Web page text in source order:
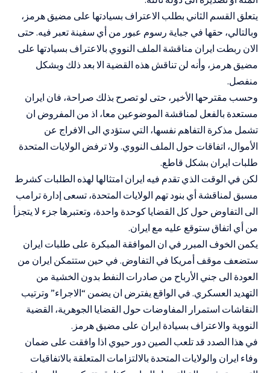
يتعلق القسم الثاني بطلب الاعتراف بسيادتها على مضيق هرمز،
وبالتالي، حقها في جباية رسوم عبور من أي سفينة تعبر فيه. حتى
الان ربطت ايران مناقشة الملف النووي بالاعتراف بسيادتها على
مضيق هرمز، وأنه لن تناقش هذه القضية الا بعد ذلك وبشكل
منفصل.
وحسب مقترحها الأخير، حتى لو تصرح بذلك صراحة، فان ايران
مستعدة بالفعل لمناقشة الموضوعين معا، اذ من المفروض ان
تشمل مذكرة التفاهم نفسها، التي ستؤدي الى الافراج عن
الأموال، اتفاقات حول الملف النووي. ولا ترفض الولايات المتحدة
طلبات ايران بشكل قاطع.
لكن في الوقت الذي تقدم فيه ايران امتثالها لهذه الطلبات كشرط
مسبق لمناقشة أي بنود تهم الولايات المتحدة، تسعى إدارة ترامب
الى التفاوض حول كل القضايا كوحدة واحدة، وتعتبرها جزء لا يتجزأ
من أي اتفاق ستوقع عليه مع ايران.
يكمن الخوف المبرر في ان الموافقة المبكرة على طلبات ايران
ستضعف موقف أمريكا في التفاوض. في حين ستتمكن ايران من
العودة الى جني الأرباح من صادرات النفط بدون الخشية من
التهديد العسكري. في الواقع يفترض ان يضمن “الاجراء” وترتيب
النقاشات استمرار المفاوضات حول القضايا الجوهرية، القضية
النووية والاعتراف بسيادة ايران على مضيق هرمز.
في هذا الصدد قد تلعب الصين دور حيوي اذا وافقت على ضمان
وفاء ايران والولايات المتحدة بالالتزامات المتعلقة بالاتفاقيات